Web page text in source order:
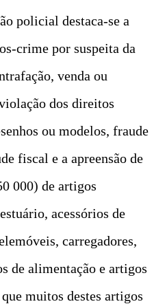
policial destaca-se a
crime por suspeita da
venda ou
dos direitos
ou modelos, fraude
fiscal e a apreensão de
000) de artigos
acessórios de
carregadores,
de alimentação e artigos
muitos destes artigos